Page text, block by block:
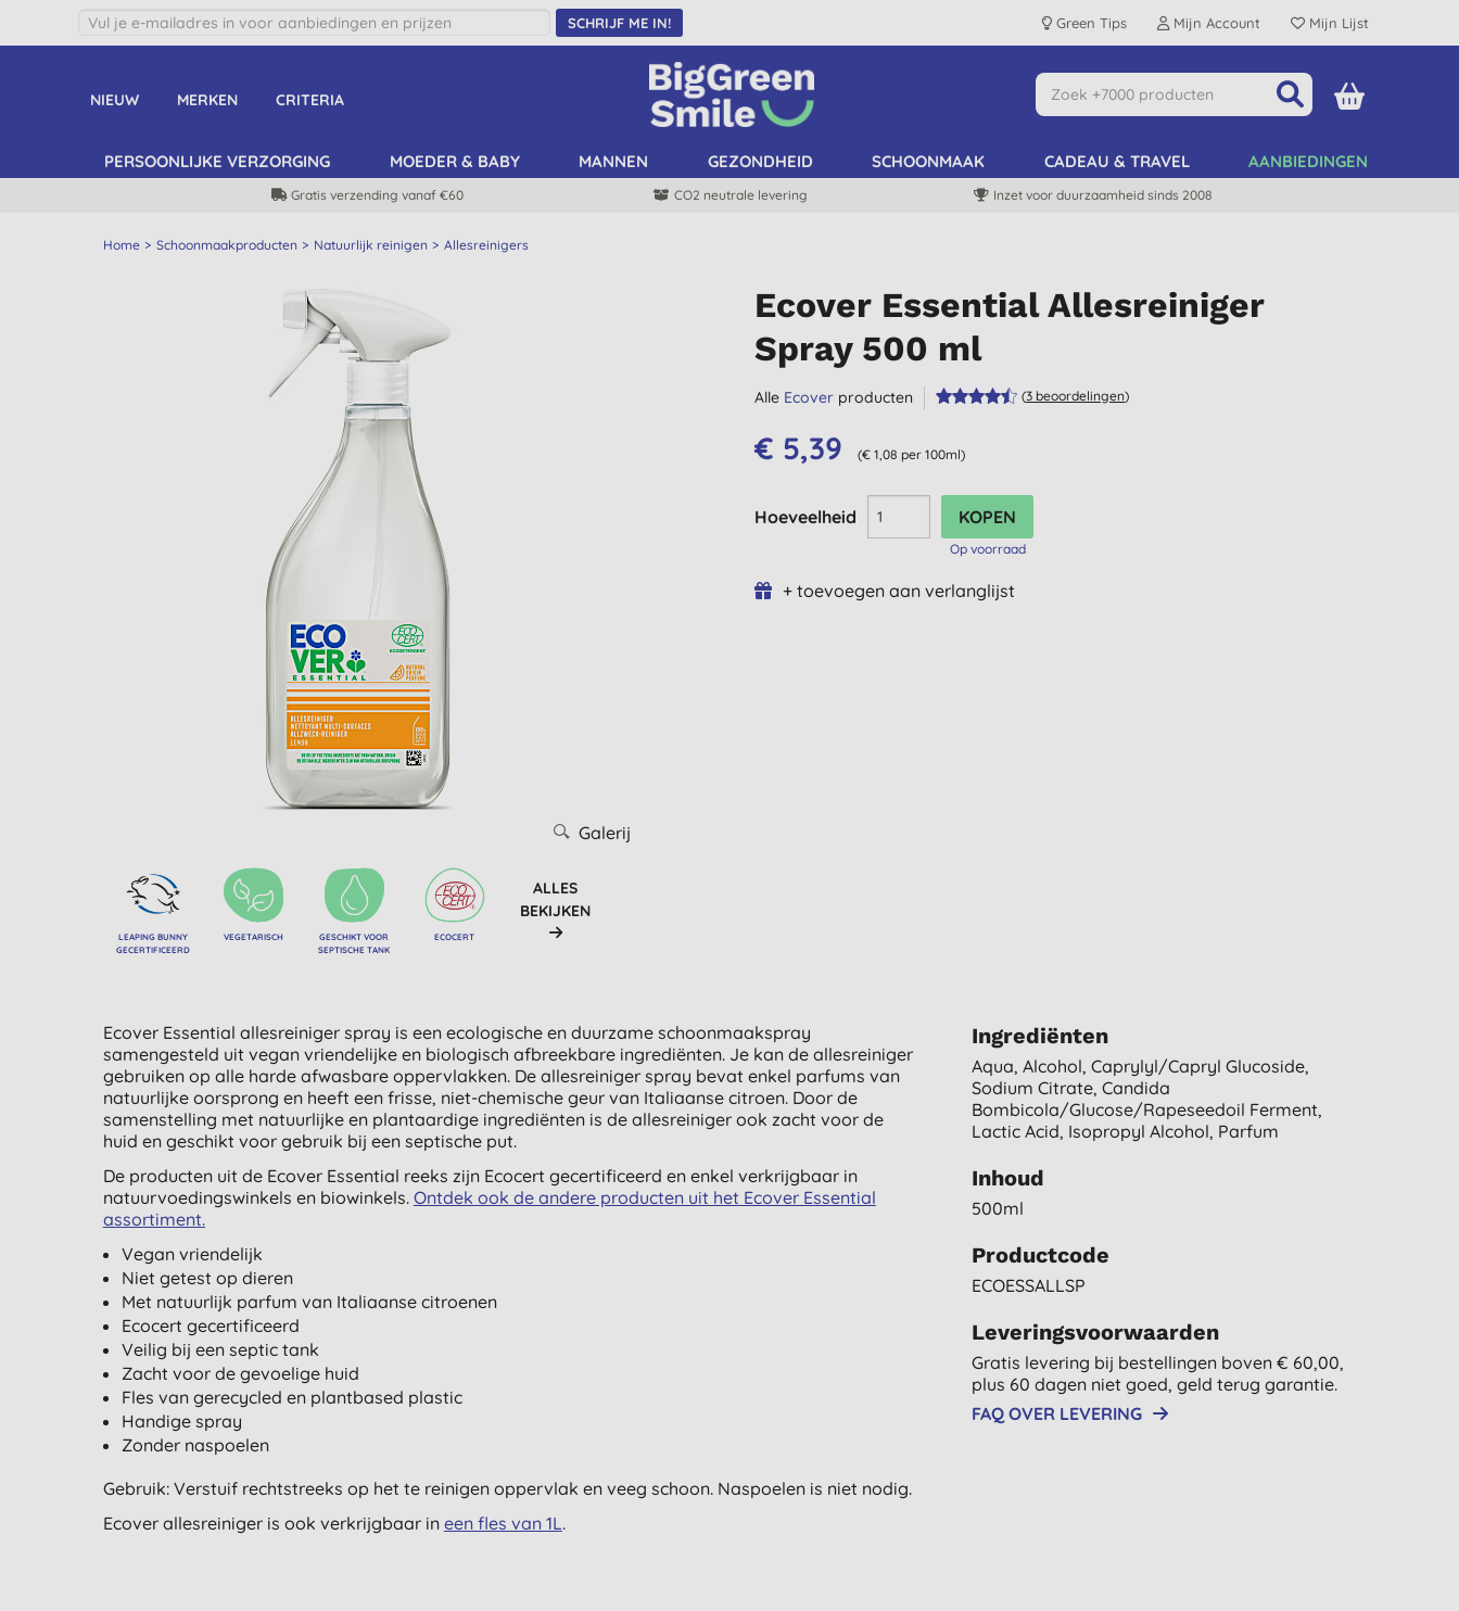
SCHRIJF ME IN! Green Tips Mijn Account Mijn Lijst
NIEUW MERKEN CRITERIA
PERSOONLIJKE VERZORGING MOEDER & BABY MANNEN GEZONDHEID SCHOONMAAK CADEAU & TRAVEL AANBIEDINGEN
Gratis verzending vanaf €60 CO2 neutrale levering Inzet voor duurzaamheid sinds 2008
Home Schoonmaakproducten Natuurlijk reinigen Allesreinigers
Galerij
LEAPING BUNNY
GECERTIFICEERD
VEGETARISCH
GESCHIKT VOOR
SEPTISCHE TANK
ECOCERT
ALLES
BEKIJKEN
Ecover Essential Allesreiniger
Spray 500 ml
Alle Ecover producten (3 beoordelingen)
€ 5,39 (€ 1,08 per 100ml)
Hoeveelheid
Op voorraad
+ toevoegen aan verlanglijst
Ecover Essential allesreiniger spray is een ecologische en duurzame schoonmaakspray
samengesteld uit vegan vriendelijke en biologisch afbreekbare ingrediënten. Je kan de allesreiniger
gebruiken op alle harde afwasbare oppervlakken. De allesreiniger spray bevat enkel parfums van
natuurlijke oorsprong en heeft een frisse, niet-chemische geur van Italiaanse citroen. Door de
samenstelling met natuurlijke en plantaardige ingrediënten is de allesreiniger ook zacht voor de
huid en geschikt voor gebruik bij een septische put.
De producten uit de Ecover Essential reeks zijn Ecocert gecertificeerd en enkel verkrijgbaar in
natuurvoedingswinkels en biowinkels. Ontdek ook de andere producten uit het Ecover Essential
assortiment.
Vegan vriendelijk
Niet getest op dieren
Met natuurlijk parfum van Italiaanse citroenen
Ecocert gecertificeerd
Veilig bij een septic tank
Zacht voor de gevoelige huid
Fles van gerecycled en plantbased plastic
Handige spray
Zonder naspoelen
Gebruik: Verstuif rechtstreeks op het te reinigen oppervlak en veeg schoon. Naspoelen is niet nodig.
Ecover allesreiniger is ook verkrijgbaar in een fles van 1L.
Ingrediënten
Aqua, Alcohol, Caprylyl/capryl Glucoside,
Sodium Citrate, Candida
Bombicola/glucose/rapeseedoil Ferment,
Lactic Acid, Isopropyl Alcohol, Parfum
Inhoud
500ml
Productcode
ECOESSALLSP
Leveringsvoorwaarden
Gratis levering bij bestellingen boven € 60,00,
plus 60 dagen niet goed, geld terug garantie.
FAQ OVER LEVERING